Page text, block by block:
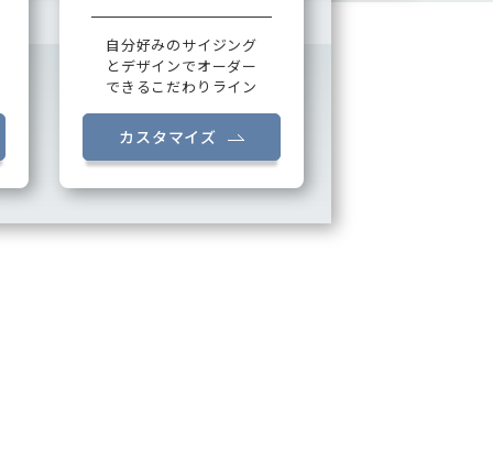
自分好みのサイジング
とデザインでオーダー
できるこだわりライン
カスタマイズ